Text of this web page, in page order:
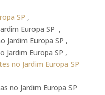
SP ,
Europa SP ,
Jardim Europa SP ,
Jardim Europa SP ,
no Jardim Europa SP
no Jardim Europa SP